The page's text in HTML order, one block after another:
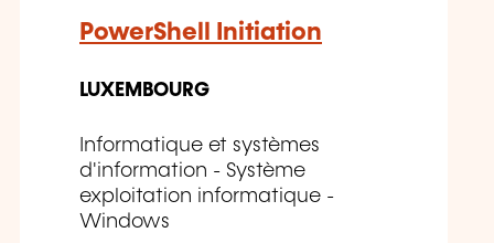
PowerShell Initiation
LUXEMBOURG
Informatique et systèmes
d'information - Système
exploitation informatique -
Windows